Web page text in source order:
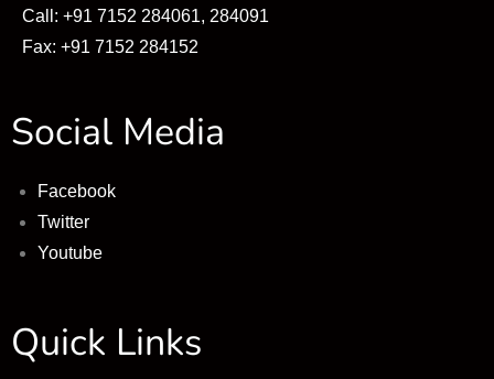
Call: +91 7152 284061, 284091
Fax: +91 7152 284152
Social Media
Facebook
Twitter
Youtube
Quick Links